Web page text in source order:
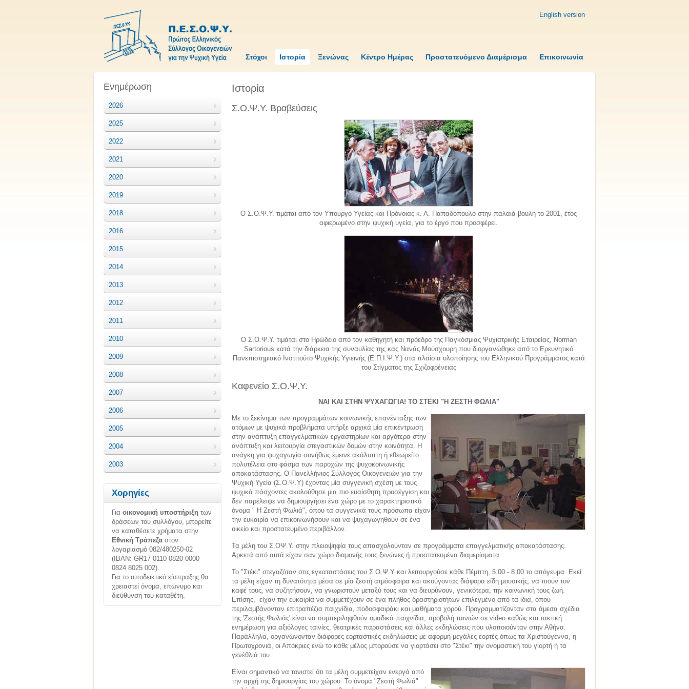
English version
Στόχοι Ιστορία Ξενώνας Κέντρο Ημέρας Προστατευόμενο Διαμέρισμα Επικοινωνία
Ιστορία
Σ.Ο.Ψ.Υ. Βραβεύσεις
Ο Σ.Ο.Ψ.Υ. τιμάται από τον Υπουργό Υγείας και Πρόνοιας κ. Α. Παπαδόπουλο στην παλαιά βουλή το 2001, έτος
αφιερωμένο στην ψυχική υγεία, για το έργο που προσφέρει.
Ο Σ.Ο.Ψ.Υ. τιμάται στο Ηρώδειο από τον καθηγητή και πρόεδρο της Παγκόσμιας Ψυχιατρικής Εταιρείας, Norman
Sartorious κατά την διάρκεια της συναυλίας της κας Νανάς Μούσχουρη που διοργανώθηκε από το Ερευνητικό
Πανεπιστημιακό Ινστιτούτο Ψυχικής Υγιεινής (Ε.Π.Ι.Ψ.Υ.) στα πλαίσια υλοποίησης του Ελληνικού Προγράμματος κατά
του Στίγματος της Σχιζοφρένειας
Καφενείο Σ.Ο.Ψ.Υ.
ΝΑΙ ΚΑΙ ΣΤΗΝ ΨΥΧΑΓΩΓΙΑ! ΤΟ ΣΤΕΚΙ "Η ΖΕΣΤΗ ΦΩΛΙΑ"
Με το ξεκίνημα των προγραμμάτων κοινωνικής επανένταξης των
ατόμων με ψυχικά προβλήματα υπήρξε αρχικά μία επικέντρωση
στην ανάπτυξη επαγγελματικών εργαστηρίων και αργότερα στην
ανάπτυξη και λειτουργία στεγαστικών δομών στην κοινότητα. Η
ανάγκη για ψυχαγωγία συνήθως έμεινε ακάλυπτη ή εθεωρείτο
πολυτέλεια στο φάσμα των παροχών της ψυχοκοινωνικής
αποκατάστασης. Ο Πανελλήνιος Σύλλογος Οικογενειών για την
Ψυχική Υγεία (Σ.Ο.Ψ.Υ) έχοντας μία συγγενική σχέση με τους
ψυχικά πάσχοντες ακολούθησε μια πιο ευαίσθητη προσέγγιση και
δεν παρέλειψε να δημιουργήσει ένα χώρο με το χαρακτηριστικό
όνομα " Η Ζεστή Φωλιά", όπου τα συγγενικά τους πρόσωπα είχαν
την ευκαιρία να επικοινωνήσουν και να ψυχαγωγηθούν σε ένα
οικείο και προστατευμένο περιβάλλον.
Τα μέλη του Σ.ΟΨ.Υ. στην πλειοψηφία τους απασχολούνταν σε προγράμματα επαγγελματικής αποκατάστασης.
Αρκετά από αυτά είχαν σαν χώρο διαμονής τους ξενώνες ή προστατευμένα διαμερίσματα.
Το "Στέκι" στεγαζόταν στις εγκαταστάσεις του Σ.Ο.Ψ.Υ και λειτουργούσε κάθε Πέμπτη, 5.00 - 8.00 το απόγευμα. Εκεί
τα μέλη είχαν τη δυνατότητα μέσα σε μία ζεστή ατμόσφαιρα και ακούγοντας διάφορα είδη μουσικής, να πιουν τον
καφέ τους, να συζητήσουν, να γνωριστούν μεταξύ τους και να διευρύνουν, γενικότερα, την κοινωνική τους ζωή.
Επίσης, είχαν την ευκαιρία να συμμετέχουν σε ένα πλήθος δραστηριοτήτων επιλεγμένο από τα ίδια, όπου
περιλαμβάνονταν επιτραπέζια παιχνίδια, ποδοσφαιράκι και μαθήματα χορού. Προγραμματίζονταν στα άμεσα σχέδια
της 'Ζεστής Φωλιάς' είναι να συμπεριληφθούν ομαδικά παιχνίδια, προβολή ταινιών σε video καθώς και τακτική
ενημέρωση για αξιόλογες ταινίες, θεατρικές παραστάσεις και άλλες εκδηλώσεις που υλοποιούνταν στην Αθήνα.
Παράλληλα, οργανώνονταν διάφορες εορταστικές εκδηλώσεις με αφορμή μεγάλες εορτές όπως τα Χριστούγεννα, η
Πρωτοχρονιά, οι Απόκριες ενώ το κάθε μέλος μπορούσε να γιορτάσει στο "Στέκι" την ονομαστική του γιορτή ή τα
γενέθλιά του.
Είναι σημαντικό να τονιστεί ότι τα μέλη συμμετείχαν ενεργά από
την αρχή της δημιουργίας του χώρου. Το όνομα "Ζεστή Φωλιά"
Ενημέρωση
2026
2025
2022
2021
2020
2019
2018
2016
2015
2014
2013
2012
2011
2010
2009
2008
2007
2006
2005
2004
2003
Χορηγίες
Για οικονομική υποστήριξη των
δράσεων του συλλόγου, μπορείτε
να καταθέσετε χρήματα στην
Εθνική Τράπεζα στον
λογαριασμό 082/480250-02
(ΙΒΑΝ: GR17 0110 0820 0000
0824 8025 002).
Για το αποδεικτικό είσπραξης θα
χρειαστεί όνομα, επώνυμο και
διεύθυνση του καταθέτη.